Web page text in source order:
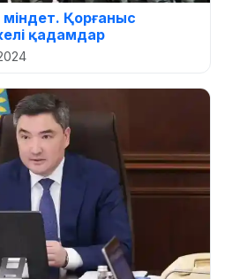
міндет. Қорғаныс
қадамдар